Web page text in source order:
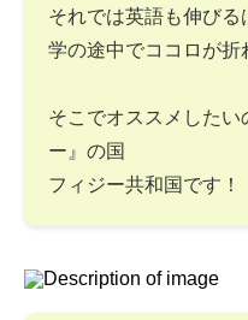
それでは英語も伸び
学の途中でココロが折
そこでオススメした
ー』の国
フィジー共和国です！